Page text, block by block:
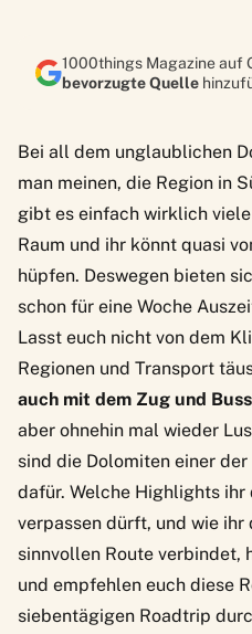
1000things Magazine auf
bevorzugte Quelle
Bei all dem unglaublichen
man meinen, die Region in
gibt es einfach wirklich
Raum und ihr könnt quasi
hüpfen. Deswegen bieten
schon für eine Woche
Lasst euch nicht von dem
Regionen und Transport
auch mit dem Zug und
aber ohnehin mal wieder
sind die Dolomiten einer
dafür. Welche Highlights
verpassen dürft, und wie ihr
sinnvollen Route verbindet,
und empfehlen euch diese
siebentägigen Roadtrip